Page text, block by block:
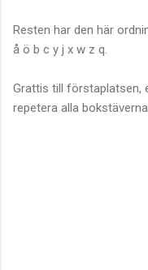
Resten har den här
å ö b c y j x w z q.
Grattis till förstaplatsen,
repetera alla bokstäverna